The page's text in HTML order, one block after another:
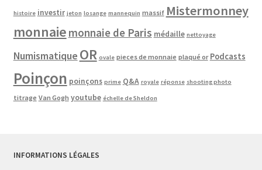
histoire investir jeton losange mannequin massif Mistermonney
monnaie monnaie de Paris médaille nettoyage
Numismatique OR ovale pieces de monnaie plaqué or Podcasts
Poinçon poinçons prime Q&A royale réponse shooting photo
titrage Van Gogh youtube échelle de Sheldon
INFORMATIONS LÉGALES